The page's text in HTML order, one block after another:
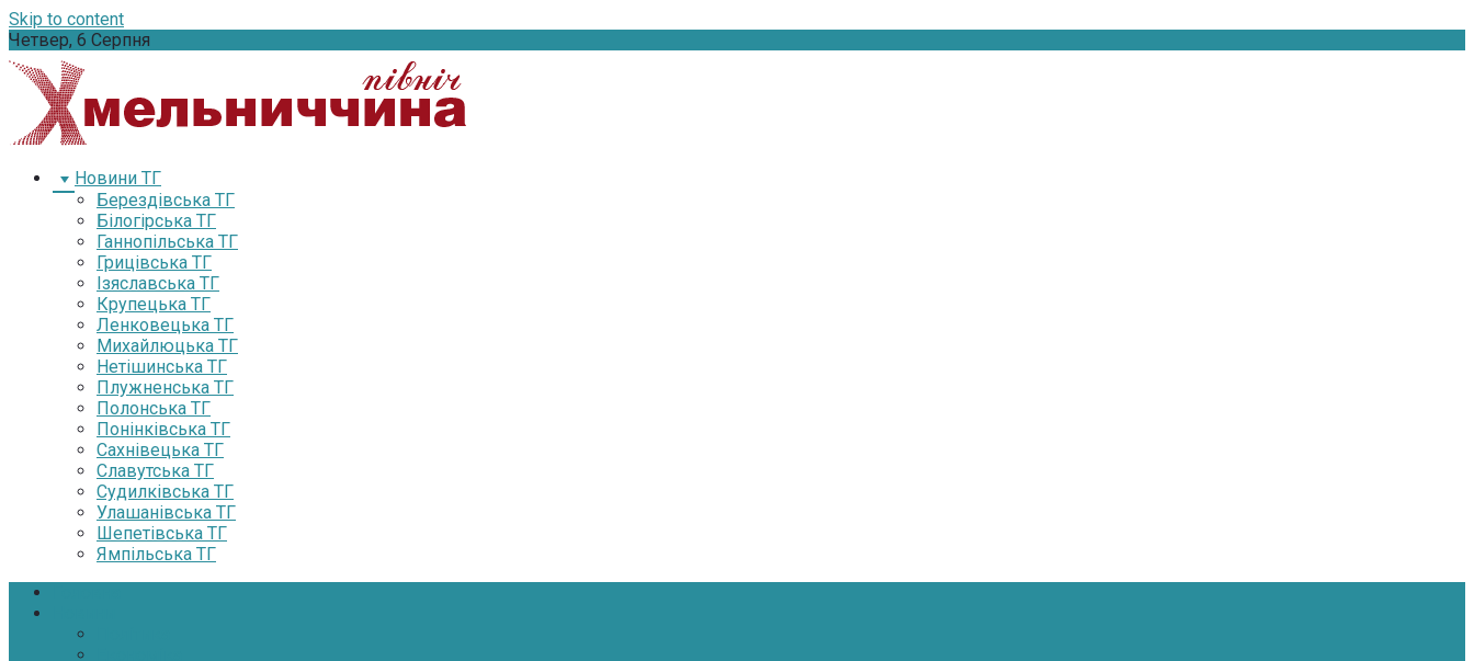
Skip to content
Четвер, 6 Серпня
Новини ТГ
Берездівська ТГ
Білогірська ТГ
Ганнопільська ТГ
Грицівська ТГ
Ізяславська ТГ
Крупецька ТГ
Ленковецька ТГ
Михайлюцька ТГ
Нетішинська ТГ
Плужненська ТГ
Полонська ТГ
Понінківська ТГ
Сахнівецька ТГ
Славутська ТГ
Судилківська ТГ
Улашанівська ТГ
Шепетівська ТГ
Ямпільська ТГ